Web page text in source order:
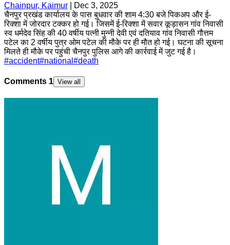
Chainpur, Kaimur
Dec 3, 2025
चैनपुर प्रखंड कार्यालय के पास बुधवार की शाम 4:30 बजे पिकअप और ई-
रिक्शा में जोरदार टक्कर हो गई। जिसमें ई-रिक्शा में सवार कूड़ासन गांव निवासी
स्व धर्मदेव सिंह की 40 वर्षीय पत्नी मुन्नी देवी एवं दतियाव गांव निवासी गौत्तम
पटेल का 2 वर्षीय पुत्र ओम पटेल की मौके पर ही मौत हो गई। घटना की सूचना
मिलते ही मौके पर पहुंची चैनपुर पुलिस आगे की कार्रवाई में जुट गई है।
#accident#national #death
Comments 1 View all